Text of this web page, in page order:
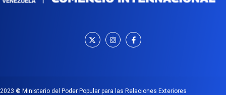
2023 © Ministerio del Poder Popular para las Relaciones Exteriores